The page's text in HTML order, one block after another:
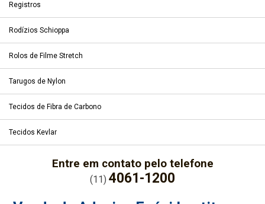
Registros
Rodízios Schioppa
Rolos de Filme Stretch
Tarugos de Nylon
Tecidos de Fibra de Carbono
Tecidos Kevlar
Entre em contato pelo telefone
(11) 4061-1200